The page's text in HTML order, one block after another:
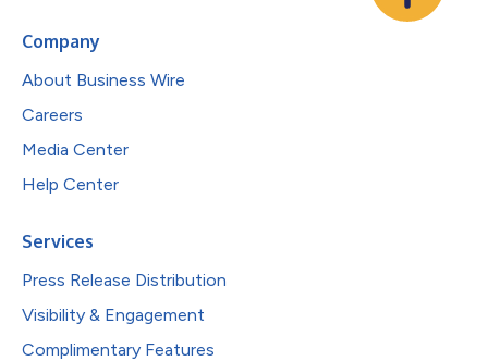
Company
About Business Wire
Careers
Media Center
Help Center
Services
Press Release Distribution
Visibility & Engagement
Complimentary Features